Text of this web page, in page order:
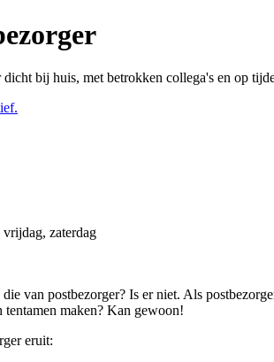
bij huis, met betrokken collega's en op
zaterdag
van postbezorger? Is er niet. Als
tentamen maken? Kan gewoon!
eruit: